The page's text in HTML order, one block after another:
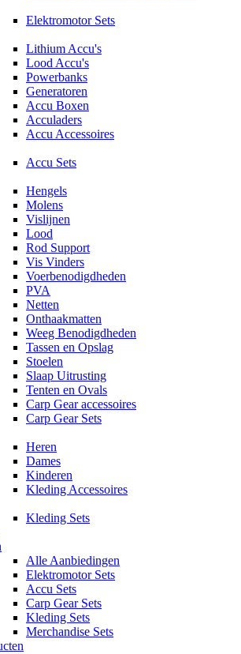
Elektromotor Sets
Lithium Accu's
Lood Accu's
Powerbanks
Generatoren
Accu Boxen
Acculaders
Accu Accessoires
Accu Sets
Hengels
Molens
Vislijnen
Lood
Rod Support
Vis Vinders
Voerbenodigdheden
PVA
Netten
Onthaakmatten
Weeg Benodigdheden
Tassen en Opslag
Stoelen
Slaap Uitrusting
Tenten en Ovals
Carp Gear accessoires
Carp Gear Sets
Heren
Dames
Kinderen
Kleding Accessoires
Kleding Sets
Alle Aanbiedingen
Elektromotor Sets
Accu Sets
Carp Gear Sets
Kleding Sets
Merchandise Sets